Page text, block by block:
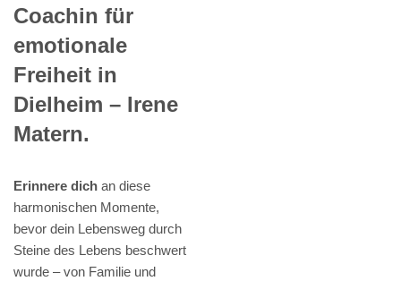
Coachin für
emotionale
Freiheit in
Dielheim – Irene
Matern.
Erinnere dich an diese
harmonischen Momente,
bevor dein Lebensweg durch
Steine des Lebens beschwert
wurde – von Familie und